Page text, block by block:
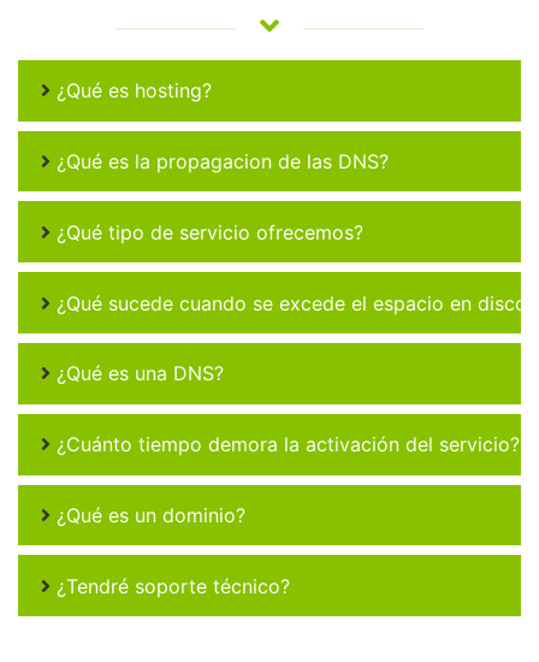
¿Qué es hosting?
¿Qué es la propagacion de las DNS?
¿Qué tipo de servicio ofrecemos?
¿Qué sucede cuando se excede el espacio en disco
¿Qué es una DNS?
¿Cuánto tiempo demora la activación del servicio?
¿Qué es un dominio?
¿Tendré soporte técnico?